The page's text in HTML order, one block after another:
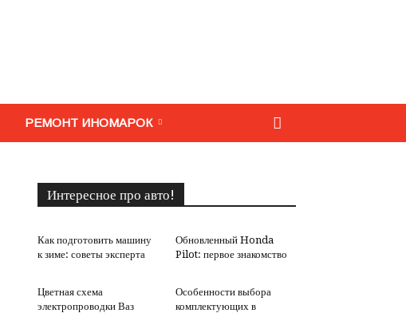
РЕМОНТ ИНОМАРОК
Интересное про авто!
Как подготовить машину
к зиме: советы эксперта
Обновленный Honda
Pilot: первое знакомство
Цветная схема
электропроводки Ваз
Особенности выбора
комплектующих в